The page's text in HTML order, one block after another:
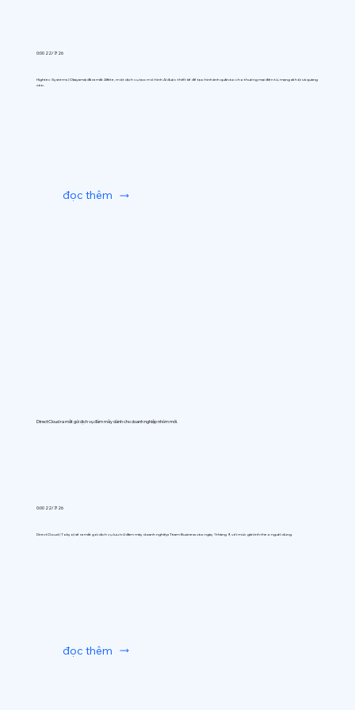
0:00 22/7/26
Hightec Systems (Okayama) đã ra mắt AIfitte, một dịch vụ tạo mô hình AI được thiết kế để tạo hình ảnh quần áo cho thương mại điện tử, mạng xã hội và quảng
cáo.
đọc thêm
DirectCloud ra mắt gói dịch vụ đám mây dành cho doanh nghiệp nhóm mới.
0:00 22/7/26
DirectCloud (Tokyo) sẽ ra mắt gói dịch vụ lưu trữ đám mây doanh nghiệp Team Business vào ngày 1 tháng 9, với mức giá tính theo người dùng.
đọc thêm